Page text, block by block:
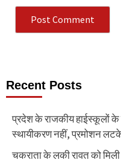
Recent Posts
प्रदेश के राजकीय हाईस्कूलों के
स्थायीकरण नहीं, प्रमोशन
चकराता के लकी रावत को